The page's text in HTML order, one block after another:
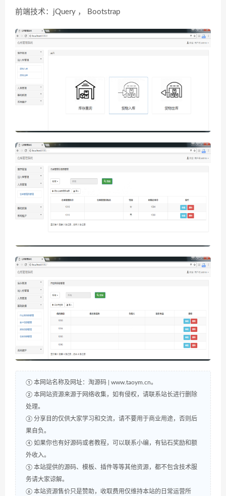
前端技术：jQuery ， Bootstrap
① 本网站名称及网址：淘源码 | www.taoym.cn。
② 本网站资源来源于网络收集，如有侵权，请联系站长进行删除
处理。
③ 分享目的仅供大家学习和交流，请不要用于商业用途，否则后
果自负。
④ 如果你也有好源码或者教程，可以联系小编，有钻石奖励和额
外收入。
⑤ 本站提供的源码、模板、插件等等其他资源，都不包含技术服
务请大家谅解。
⑥ 本站资源售价只是赞助，收取费用仅维持本站的日常运营所